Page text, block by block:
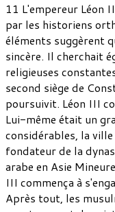
11 L'empereur Léon
par les historiens
éléments suggèrent
sincère. Il cherchait
religieuses
second siège de
poursuivit. Léon III
Lui-même était un
considérables, la
fondateur de la
arabe en Asie
III commença à
Après tout, les